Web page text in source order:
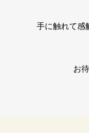
手に触れて感
お